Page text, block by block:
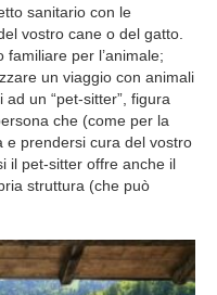
sanitario con le
vostro cane o del gatto.
per l’animale;
un viaggio con animali
un “pet-sitter”, figura
che (come per la
e prendersi cura del vostro
il pet-sitter offre anche il
struttura (che può